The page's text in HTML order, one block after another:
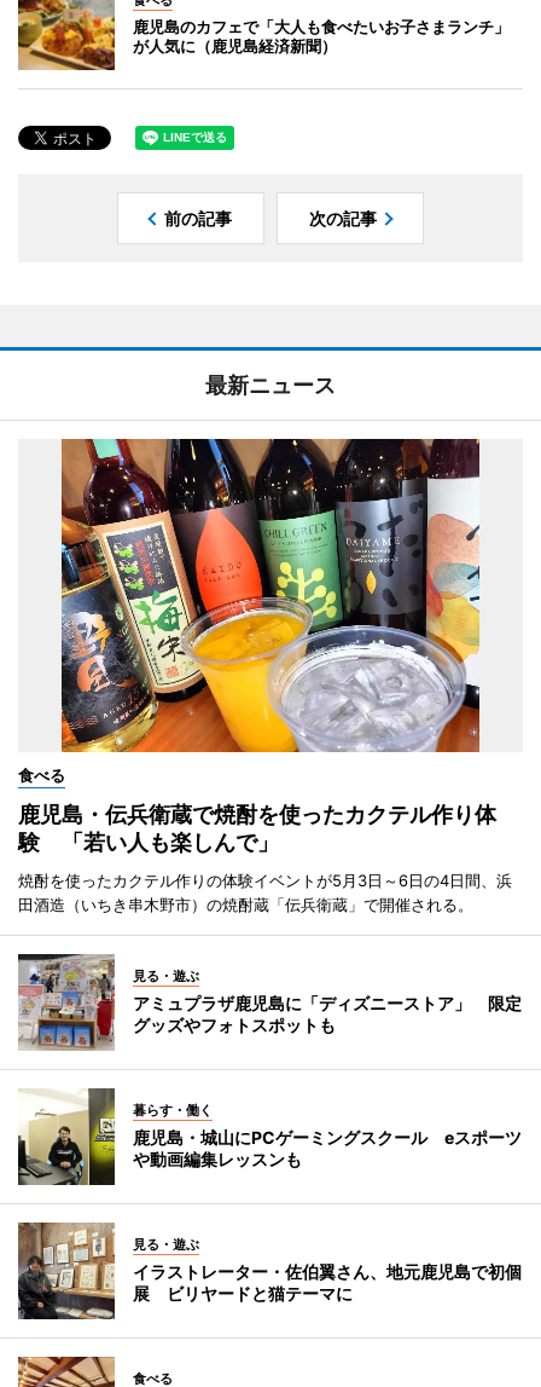
鹿児島のカフェで「大人も食べたいお子さまランチ」
が人気に（鹿児島経済新聞）
前の記事 次の記事
最新ニュース
食べる
鹿児島・伝兵衛蔵で焼酎を使ったカクテル作り体
験 「若い人も楽しんで」
焼酎を使ったカクテル作りの体験イベントが5月3日～6日の4日間、浜
田酒造（いちき串木野市）の焼酎蔵「伝兵衛蔵」で開催される。
見る・遊ぶ
アミュプラザ鹿児島に「ディズニーストア」 限定
グッズやフォトスポットも
暮らす・働く
鹿児島・城山にPCゲーミングスクール eスポーツ
や動画編集レッスンも
見る・遊ぶ
イラストレーター・佐伯翼さん、地元鹿児島で初個
展 ビリヤードと猫テーマに
食べる